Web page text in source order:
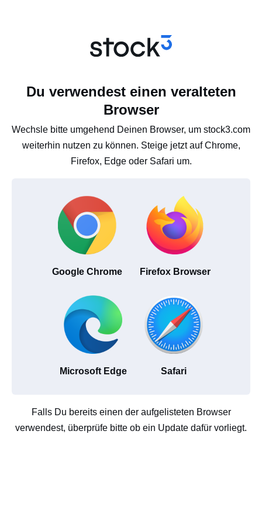
Du verwendest einen veralteten
Browser
Wechsle bitte umgehend Deinen Browser, um stock3.com
weiterhin nutzen zu können. Steige jetzt auf Chrome,
Firefox, Edge oder Safari um.
Google Chrome Firefox Browser
Microsoft Edge Safari
Falls Du bereits einen der aufgelisteten Browser
verwendest, überprüfe bitte ob ein Update dafür vorliegt.